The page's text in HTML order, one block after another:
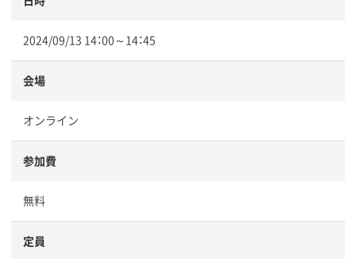
2024/09/13 14：00～14：45
会場
オンライン
参加費
無料
定員